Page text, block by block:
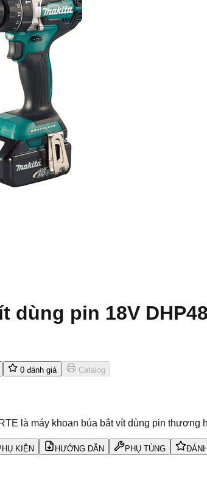
dùng pin 18V
0 đánh giá Catalog
là máy khoan búa bắt vít dùng pin thương
KIỆN HƯỚNG DẪN PHỤ TÙNG